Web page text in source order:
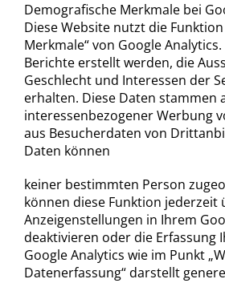
Demografische Merkmale bei
Diese Website nutzt die
Merkmale“ von Google
Berichte erstellt werden, die
Geschlecht und Interessen der
erhalten. Diese Daten stammen
interessenbezogener Werbung
aus Besucherdaten von
Daten können
keiner bestimmten Person
können diese Funktion jederzeit
Anzeigenstellungen in Ihrem
deaktivieren oder die Erfassung
Google Analytics wie im Punkt
Datenerfassung“ darstellt